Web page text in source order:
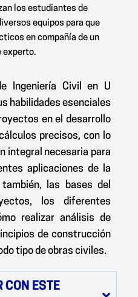
los estudiantes de
equipos para que
en compañía de un
experto.
Ingeniería Civil en U
habilidades esenciales
en el desarrollo
precisos, con lo
integral necesaria para
aplicaciones de la
las bases del
los diferentes
realizar análisis de
de construcción
tipo de obras civiles.
CON ESTE